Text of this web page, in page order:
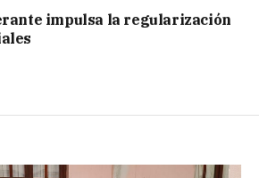
impulsa la regularización